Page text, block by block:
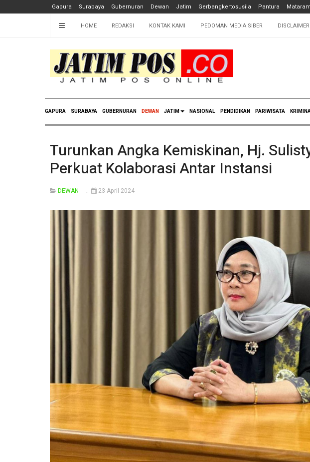
Gapura Surabaya Gubernuran Dewan Jatim Gerbangkertosusila Pantura
HOME REDAKSI KONTAK KAMI PEDOMAN MEDIA SIBER DISCLAIMER
GAPURA SURABAYA GUBERNURAN DEWAN JATIM NASIONAL PENDIDIKAN PARIWISATA
Turunkan Angka Kemiskinan, Hj.
Perkuat Kolaborasi Antar Instansi
DEWAN 23 April 2024